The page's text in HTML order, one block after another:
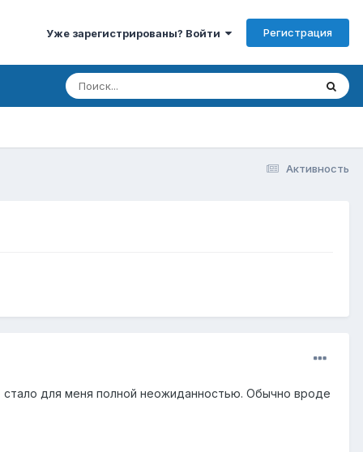
Уже зарегистрированы? Войти Регистрация
Активность
для меня полной неожиданностью. Обычно вроде